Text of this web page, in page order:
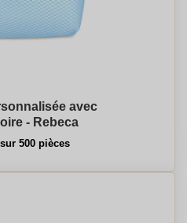
avec
- Rebeca
500 pièces